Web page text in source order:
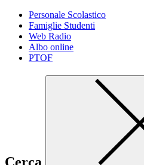
Personale Scolastico
Famiglie Studenti
Web Radio
Albo online
PTOF